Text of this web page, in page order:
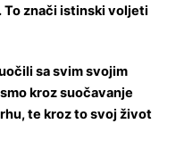
To znači istinski voljeti
sa svim svojim
kroz suočavanje
te kroz to svoj život